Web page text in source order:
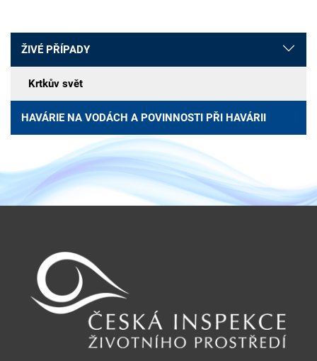
ŽIVÉ PŘÍPADY
Krtkův svět
HAVÁRIE NA VODÁCH A POVINNOSTI PŘI HAVÁRII